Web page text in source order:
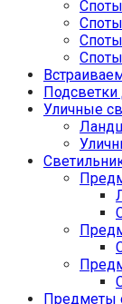
Подсветки
Уличные
Предметы